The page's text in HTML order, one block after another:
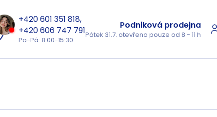
601 351 818
606 747 791
Po-Pá: 8:00-15:30
Podniková prodejna
Pátek 31.7. otevřeno pouze od 8 - 11 h